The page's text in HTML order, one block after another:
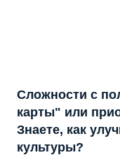
Сложности с
карты" или
Знаете, как
культуры?